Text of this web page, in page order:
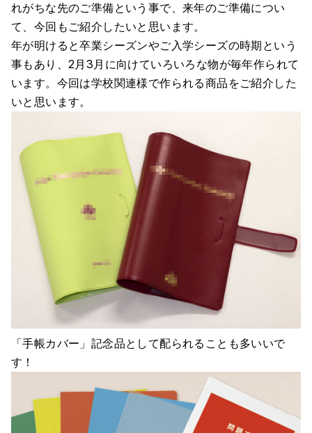
れがちな先のご準備という事で、来年のご準備につい
て、今回もご紹介したいと思います。
年が明けると卒業シーズンやご入学シーズの時期という
事もあり、2月3月に向けていろいろな物が毎年作られて
います。今回は学校関連様で作られる商品をご紹介した
いと思います。
「手帳カバー」記念品として配られることも多いいで
す！